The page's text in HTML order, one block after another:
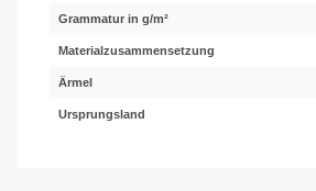
Grammatur in g/m²
Materialzusammensetzung
Ärmel
Ursprungsland